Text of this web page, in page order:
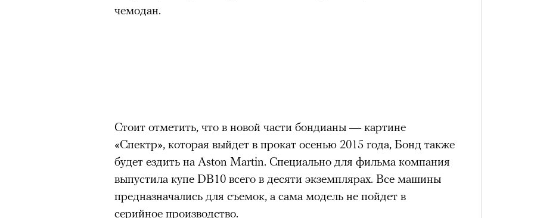
чемодан.
Стоит отметить, что в новой части бондианы — картине
«Спектр», которая выйдет в прокат осенью 2015 года, Бонд также
будет ездить на Aston Martin. Специально для фильма компания
выпустила купе DB10 всего в десяти экземплярах. Все машины
предназначались для съемок, а сама модель не пойдет в
серийное производство.